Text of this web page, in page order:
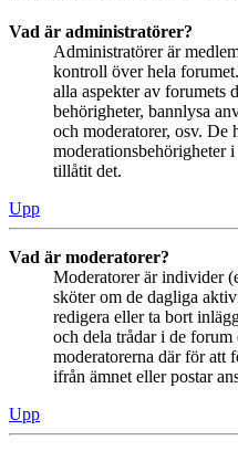
Vad är administratörer?
Administratörer är
kontroll över hela
alla aspekter av forumets
behörigheter, bannlysa
och moderatorer, osv. De
moderationsbehörigheter
tillåtit det.
Upp
Vad är moderatorer?
Moderatorer är individer
sköter om de dagliga
redigera eller ta bort
och dela trådar i de forum
moderatorerna där för att
ifrån ämnet eller postar
Upp